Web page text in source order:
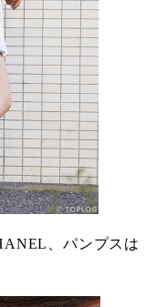
、パンプスは